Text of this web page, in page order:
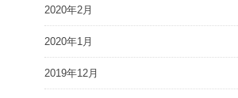
2020年2月
2020年1月
2019年12月